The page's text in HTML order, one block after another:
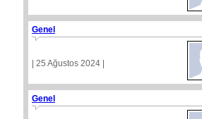
Genel
| 25 Ağustos 2024 |
Genel